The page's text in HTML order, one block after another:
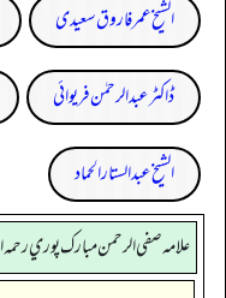
الشیخ عمر فاروق سعیدی
ڈاکٹر عبدالرحمٰن فریوائی
الشیخ عبدالستار الحماد
علامه صفي الرحمن مبارك پوري رحمه